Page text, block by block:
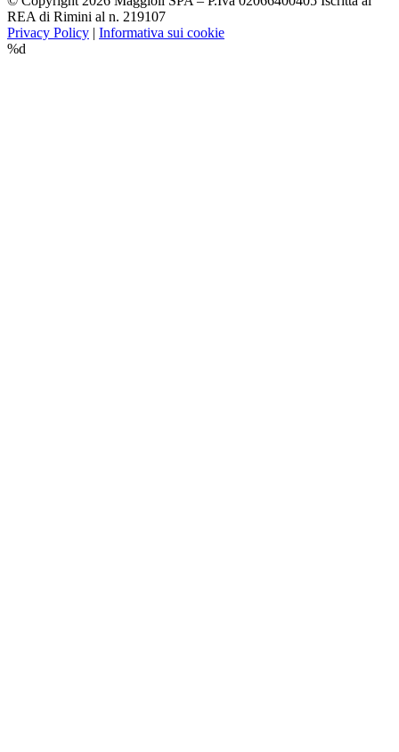
REA di Rimini al n. 219107
Privacy Policy | Informativa sui cookie
%d